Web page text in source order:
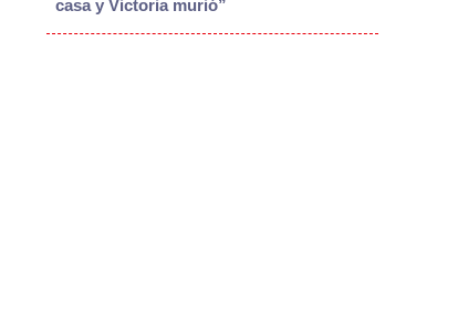
casa y Victoria murió”